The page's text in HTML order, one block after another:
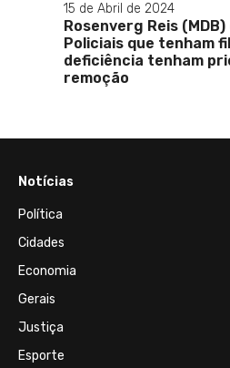
15 de Abril de 2024
Rosenverg Reis
Policiais que tenham
deficiência tenham
remoção
Notícias
Política
Cidades
Economia
Gerais
Justiça
Esporte